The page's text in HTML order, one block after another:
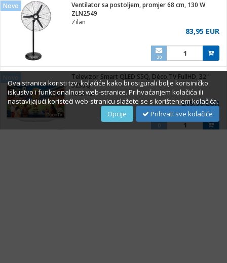
Novo
Ventilator sa postoljem, promjer 68 cm, 130 W
ZLN2549
Zilan
83,95 EUR
30
Televizor Smart QLED S5Q, Déco TV FullHD, 32"
32S5Q
Hisense
219,90 EUR
0
Ova stranica koristi tzv. kolačiće kako bi osigurali bolje korisiničko
iskustvo i funkcionalnost web-stranice. Prihvaćanjem kolačića ili
nastavljajući koristeći web-stranicu slažete se s korištenjem kolačića.
Prihvati sve kolačiće
Opcije